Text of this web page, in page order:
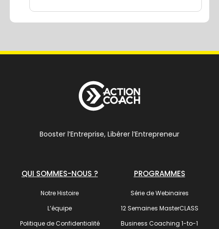
Booster l’Entreprise, Libérer l’Entrepreneur
QUI SOMMES-NOUS ?
Notre Histoire
L’équipe
Politique de Confidentialité
PROGRAMMES
Série de Webinaires
12 Semaines MasterCLASS
Business Coaching 1-to-1